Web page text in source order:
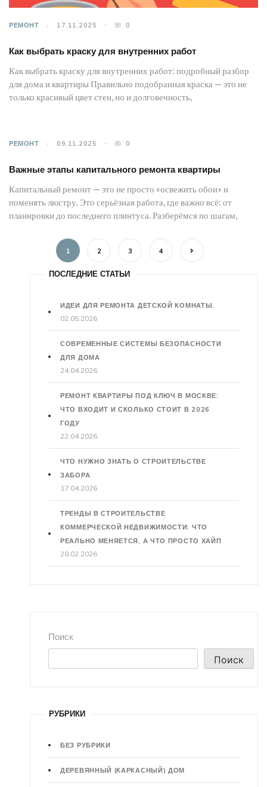
РЕМОНТ 17.11.2025 0
Как выбрать краску для внутренних работ
Как выбрать краску для внутренних работ: подробный разбор
для дома и квартиры Правильно подобранная краска — это не
только красивый цвет стен, но и долговечность,
РЕМОНТ 09.11.2025 0
Важные этапы капитального ремонта квартиры
Капитальный ремонт — это не просто «освежить обои» и
поменять люстру. Это серьёзная работа, где важно всё: от
планировки до последнего плинтуса. Разберёмся по шагам,
1 2 3 4
ПОСЛЕДНИЕ СТАТЬИ
ИДЕИ ДЛЯ РЕМОНТА ДЕТСКОЙ КОМНАТЫ.
02.05.2026
СОВРЕМЕННЫЕ СИСТЕМЫ БЕЗОПАСНОСТИ
ДЛЯ ДОМА
24.04.2026
РЕМОНТ КВАРТИРЫ ПОД КЛЮЧ В МОСКВЕ:
ЧТО ВХОДИТ И СКОЛЬКО СТОИТ В 2026
ГОДУ
22.04.2026
ЧТО НУЖНО ЗНАТЬ О СТРОИТЕЛЬСТВЕ
ЗАБОРА
17.04.2026
ТРЕНДЫ В СТРОИТЕЛЬСТВЕ
КОММЕРЧЕСКОЙ НЕДВИЖИМОСТИ: ЧТО
РЕАЛЬНО МЕНЯЕТСЯ, А ЧТО ПРОСТО ХАЙП
28.02.2026
Поиск
Поиск
РУБРИКИ
БЕЗ РУБРИКИ
ДЕРЕВЯННЫЙ (КАРКАСНЫЙ) ДОМ